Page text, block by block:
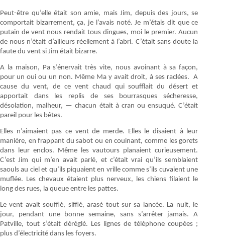
Peut-être qu’elle était son amie, mais Jim, depuis des jours, se
comportait bizarrement, ça, je l’avais noté. Je m’étais dit que ce
putain de vent nous rendait tous dingues, moi le premier. Aucun
de nous n’était d’ailleurs réellement à l’abri. C’était sans doute la
faute du vent si Jim était bizarre.
A la maison, Pa s’énervait très vite, nous avoinant à sa façon,
pour un oui ou un non. Même Ma y avait droit, à ses raclées. A
cause du vent, de ce vent chaud qui soufflait du désert et
apportait dans les replis de ses bourrasques sécheresse,
désolation, malheur, — chacun était à cran ou ensuqué. C’était
pareil pour les bêtes.
Elles n’aimaient pas ce vent de merde. Elles le disaient à leur
manière, en frappant du sabot ou en couinant, comme les gorets
dans leur enclos. Même les vautours planaient curieusement.
C’est Jim qui m’en avait parlé, et c’était vrai qu’ils semblaient
saouls au ciel et qu’ils piquaient en vrille comme s’ils cuvaient une
muflée. Les chevaux étaient plus nerveux, les chiens filaient le
long des rues, la queue entre les pattes.
Le vent avait soufflé, sifflé, arasé tout sur sa lancée. La nuit, le
jour, pendant une bonne semaine, sans s’arrêter jamais. A
Patville, tout s’était déréglé. Les lignes de téléphone coupées ;
plus d’électricité dans les foyers.